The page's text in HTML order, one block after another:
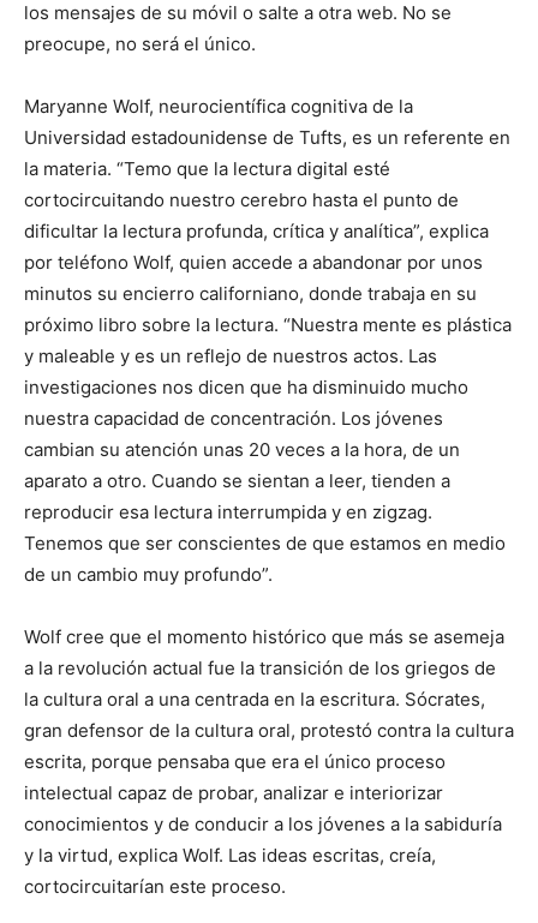
los mensajes de su móvil o salte a otra web. No se
preocupe, no será el único.
Maryanne Wolf, neurocientífica cognitiva de la
Universidad estadounidense de Tufts, es un referente en
la materia. “Temo que la lectura digital esté
cortocircuitando nuestro cerebro hasta el punto de
dificultar la lectura profunda, crítica y analítica”, explica
por teléfono Wolf, quien accede a abandonar por unos
minutos su encierro californiano, donde trabaja en su
próximo libro sobre la lectura. “Nuestra mente es plástica
y maleable y es un reflejo de nuestros actos. Las
investigaciones nos dicen que ha disminuido mucho
nuestra capacidad de concentración. Los jóvenes
cambian su atención unas 20 veces a la hora, de un
aparato a otro. Cuando se sientan a leer, tienden a
reproducir esa lectura interrumpida y en zigzag.
Tenemos que ser conscientes de que estamos en medio
de un cambio muy profundo”.
Wolf cree que el momento histórico que más se asemeja
a la revolución actual fue la transición de los griegos de
la cultura oral a una centrada en la escritura. Sócrates,
gran defensor de la cultura oral, protestó contra la cultura
escrita, porque pensaba que era el único proceso
intelectual capaz de probar, analizar e interiorizar
conocimientos y de conducir a los jóvenes a la sabiduría
y la virtud, explica Wolf. Las ideas escritas, creía,
cortocircuitarían este proceso.